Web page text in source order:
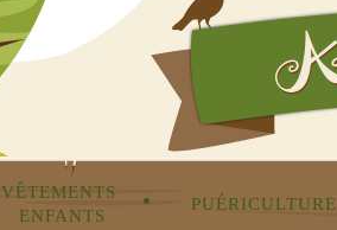
VÊTEMENTS
ENFANTS
• PUÉRICULTURE